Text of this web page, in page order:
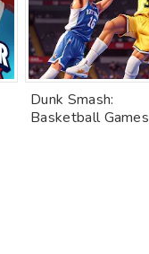
Dunk Smash:
Basketball Games